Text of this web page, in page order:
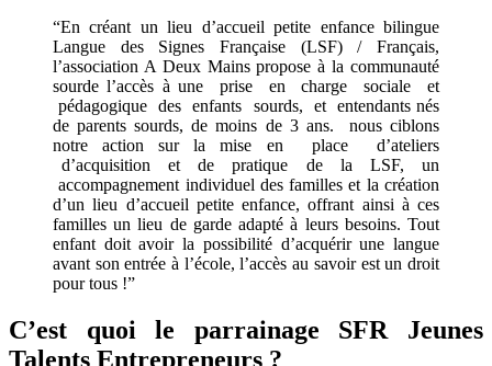
“En créant un lieu d’accueil petite enfance bilingue
Langue des Signes Française (LSF) / Français,
l’association A Deux Mains propose à la communauté
sourde l’accès à une prise en charge sociale et
pédagogique des enfants sourds, et entendants nés
de parents sourds, de moins de 3 ans. nous ciblons
notre action sur la mise en place d’ateliers
d’acquisition et de pratique de la LSF, un
accompagnement individuel des familles et la création
d’un lieu d’accueil petite enfance, offrant ainsi à ces
familles un lieu de garde adapté à leurs besoins. Tout
enfant doit avoir la possibilité d’acquérir une langue
avant son entrée à l’école, l’accès au savoir est un droit
pour tous !”
C’est quoi le parrainage SFR Jeunes
Talents Entrepreneurs ?